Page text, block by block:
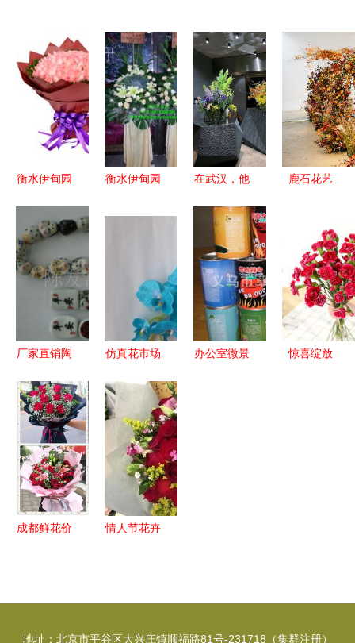
衡水伊甸园
售中心 一
站式鲜花批
发与礼品花
卉服务
衡水伊甸园
好
在武汉，他
治愈系花艺
博物馆 以
高定花礼传
递温度，用
专业教学培
育行业新星
鹿石花艺
Jungah的
韩式花礼课
堂与礼品花
卉的艺术魅
厂家直销陶
品 价格、
图片与礼品
花卉销售指
南
仿真花市场
直销13头压
纹蝴蝶兰，
打造高品质
工艺礼品花
办公室微景
惊喜绽放
成都鲜花价
情人节花卉
地址：北京市平谷区大兴庄镇顺福路81号-231718（集群注册）